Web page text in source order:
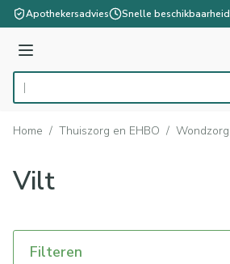
Ga naar de inhoud
Apothekersadvies Snelle beschikbaarheid
Menu
Product, merk, categorie...
Home / Thuiszorg en EHBO / Wondzorg
Vilt
Filteren